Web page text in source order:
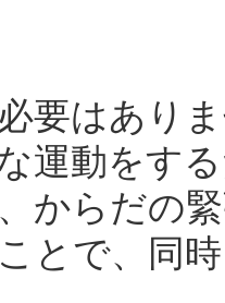
要はあり
運動をす
からだの
とで、同